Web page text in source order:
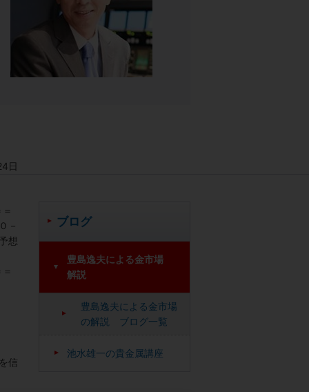
ブログ
豊島逸夫による金市場
解説
豊島逸夫による金市場
の解説 ブログ一覧
池水雄一の貴金属講座
日
－
想
信